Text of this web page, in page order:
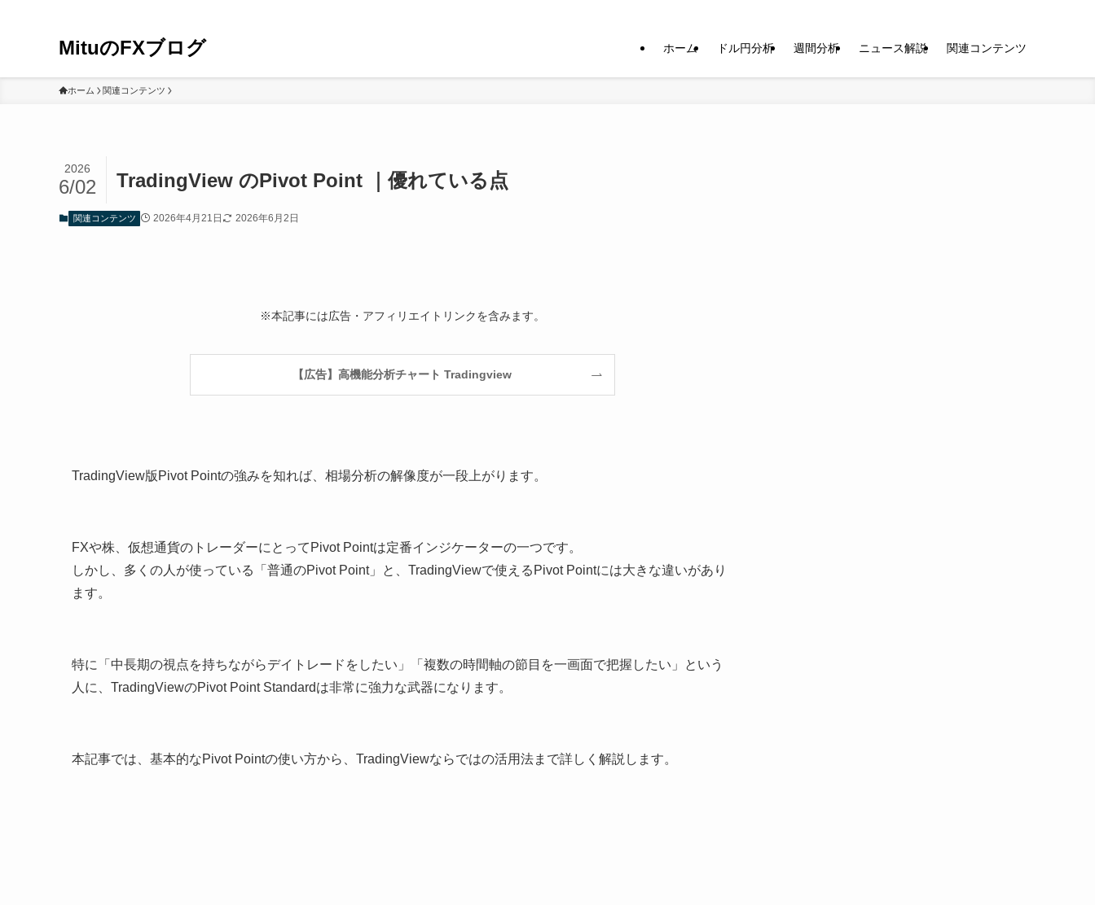
MituのFXブログ ホーム ドル円分析 週間分析 ニュース解説 関連コンテンツ
ホーム 関連コンテンツ
TradingView のPivot Point ｜優れている点
2026
6/02
関連コンテンツ 2026年4月21日 2026年6月2日
※本記事には広告・アフィリエイトリンクを含みます。
【広告】高機能分析チャート Tradingview
TradingView版Pivot Pointの強みを知れば、相場分析の解像度が一段上がります。
FXや株、仮想通貨のトレーダーにとってPivot Pointは定番インジケーターの一つです。
しかし、多くの人が使っている「普通のPivot Point」と、TradingViewで使えるPivot Pointには大きな違いがあり
ます。
特に「中長期の視点を持ちながらデイトレードをしたい」「複数の時間軸の節目を一画面で把握したい」という
人に、TradingViewのPivot Point Standardは非常に強力な武器になります。
本記事では、基本的なPivot Pointの使い方から、TradingViewならではの活用法まで詳しく解説します。